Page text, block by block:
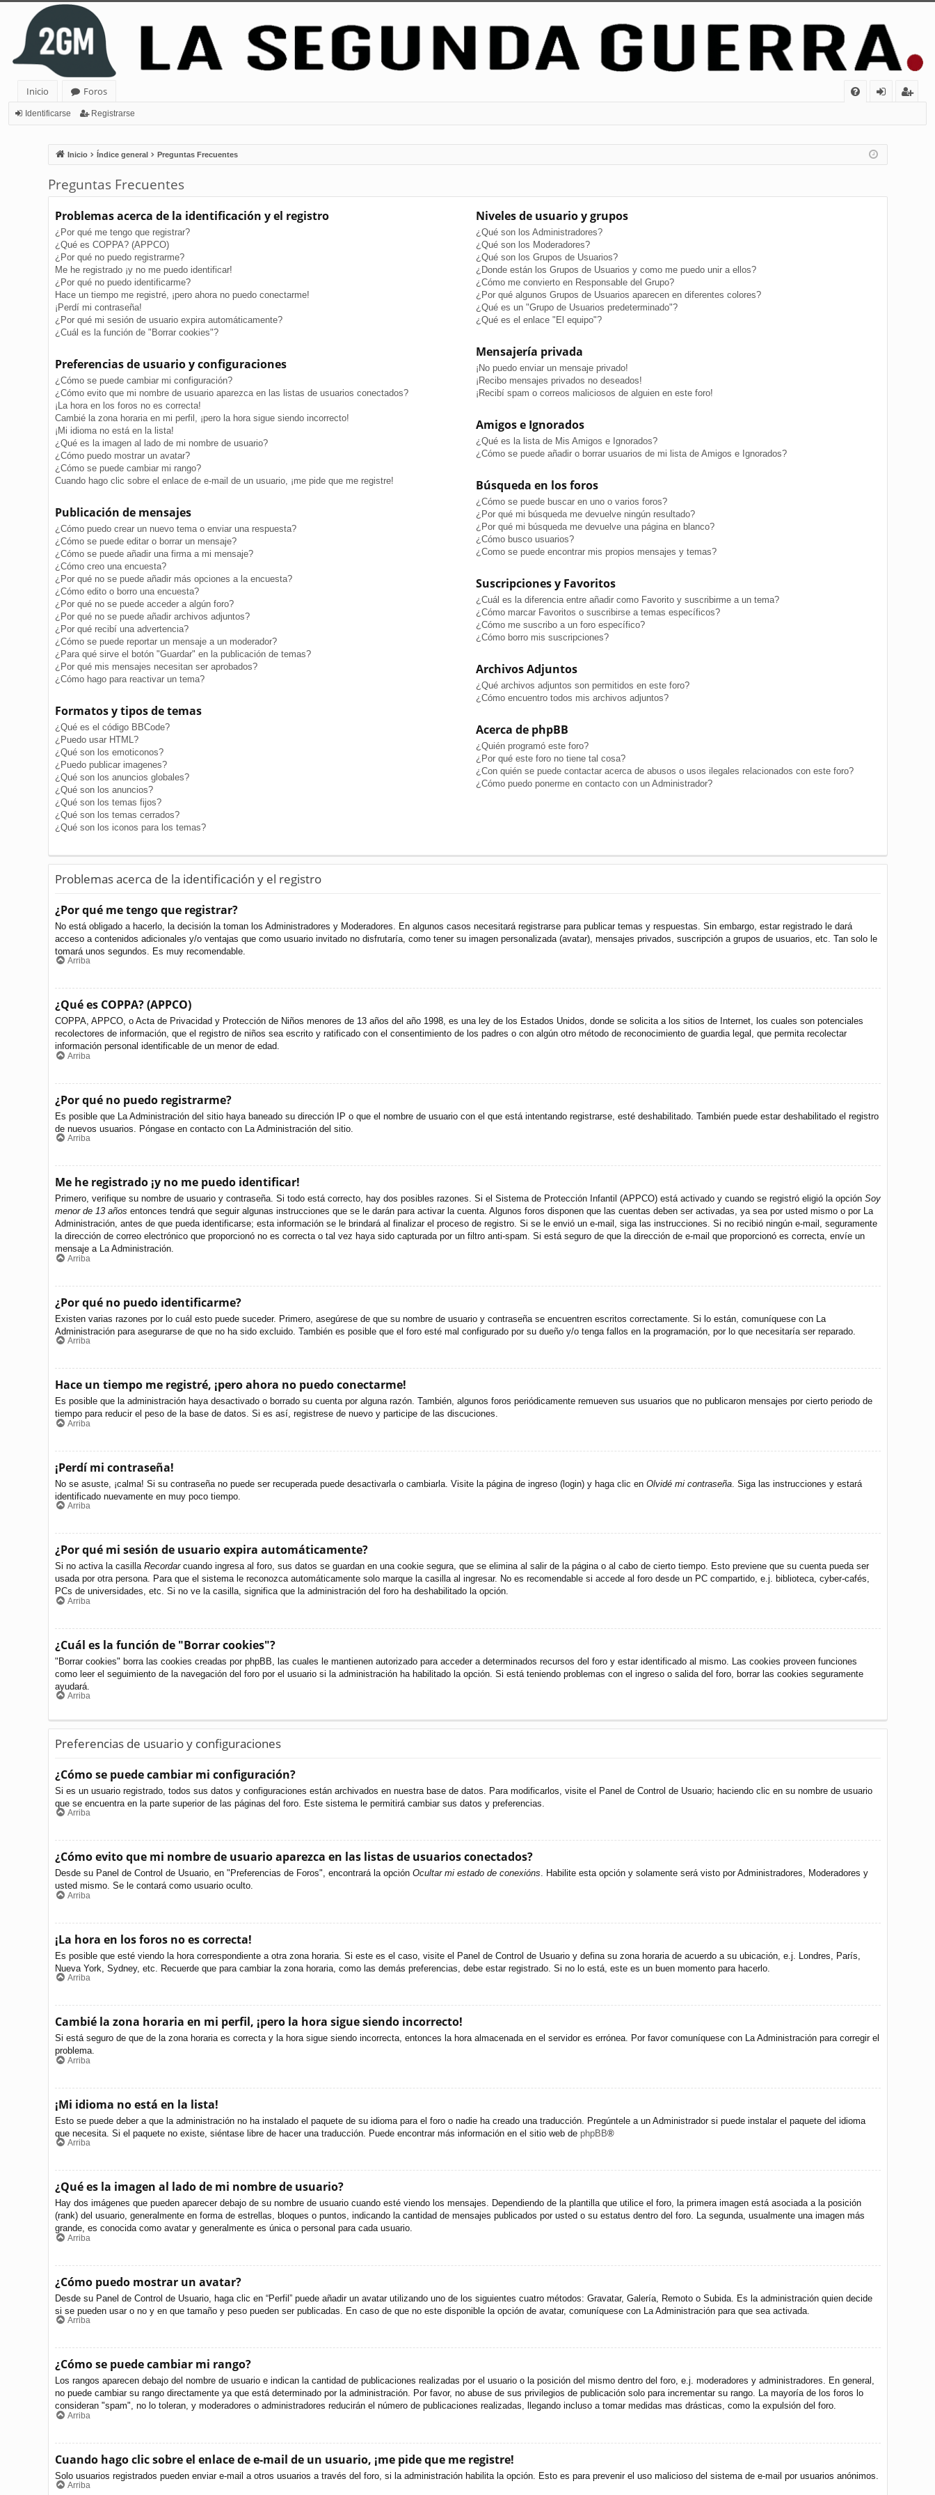
Inicio
Foros
rs
Identificarse Registrarse
Inicio Índice general Preguntas Frecuentes
Preguntas Frecuentes
Problemas acerca de la identificación y el registro
¿Por qué me tengo que registrar?
¿Qué es COPPA? (APPCO)
¿Por qué no puedo registrarme?
Me he registrado ¡y no me puedo identificar!
¿Por qué no puedo identificarme?
Hace un tiempo me registré, ¡pero ahora no puedo conectarme!
¡Perdí mi contraseña!
¿Por qué mi sesión de usuario expira automáticamente?
¿Cuál es la función de "Borrar cookies"?
Preferencias de usuario y configuraciones
¿Cómo se puede cambiar mi configuración?
¿Cómo evito que mi nombre de usuario aparezca en las listas de usuarios conectados?
¡La hora en los foros no es correcta!
Cambié la zona horaria en mi perfil, ¡pero la hora sigue siendo incorrecto!
¡Mi idioma no está en la lista!
¿Qué es la imagen al lado de mi nombre de usuario?
¿Cómo puedo mostrar un avatar?
¿Cómo se puede cambiar mi rango?
Cuando hago clic sobre el enlace de e-mail de un usuario, ¡me pide que me registre!
Publicación de mensajes
¿Cómo puedo crear un nuevo tema o enviar una respuesta?
¿Cómo se puede editar o borrar un mensaje?
¿Cómo se puede añadir una firma a mi mensaje?
¿Cómo creo una encuesta?
¿Por qué no se puede añadir más opciones a la encuesta?
¿Cómo edito o borro una encuesta?
¿Por qué no se puede acceder a algún foro?
¿Por qué no se puede añadir archivos adjuntos?
¿Por qué recibí una advertencia?
¿Cómo se puede reportar un mensaje a un moderador?
¿Para qué sirve el botón "Guardar" en la publicación de temas?
¿Por qué mis mensajes necesitan ser aprobados?
¿Cómo hago para reactivar un tema?
Formatos y tipos de temas
¿Qué es el código BBCode?
¿Puedo usar HTML?
¿Qué son los emoticonos?
¿Puedo publicar imagenes?
¿Qué son los anuncios globales?
¿Qué son los anuncios?
¿Qué son los temas fijos?
¿Qué son los temas cerrados?
¿Qué son los iconos para los temas?
Niveles de usuario y grupos
¿Qué son los Administradores?
¿Qué son los Moderadores?
¿Qué son los Grupos de Usuarios?
¿Donde están los Grupos de Usuarios y como me puedo unir a ellos?
¿Cómo me convierto en Responsable del Grupo?
¿Por qué algunos Grupos de Usuarios aparecen en diferentes colores?
¿Qué es un "Grupo de Usuarios predeterminado"?
¿Qué es el enlace "El equipo"?
Mensajería privada
¡No puedo enviar un mensaje privado!
¡Recibo mensajes privados no deseados!
¡Recibí spam o correos maliciosos de alguien en este foro!
Amigos e Ignorados
¿Qué es la lista de Mis Amigos e Ignorados?
¿Cómo se puede añadir o borrar usuarios de mi lista de Amigos e Ignorados?
Búsqueda en los foros
¿Cómo se puede buscar en uno o varios foros?
¿Por qué mi búsqueda me devuelve ningún resultado?
¿Por qué mi búsqueda me devuelve una página en blanco?
¿Cómo busco usuarios?
¿Como se puede encontrar mis propios mensajes y temas?
Suscripciones y Favoritos
¿Cuál es la diferencia entre añadir como Favorito y suscribirme a un tema?
¿Cómo marcar Favoritos o suscribirse a temas específicos?
¿Cómo me suscribo a un foro específico?
¿Cómo borro mis suscripciones?
Archivos Adjuntos
¿Qué archivos adjuntos son permitidos en este foro?
¿Cómo encuentro todos mis archivos adjuntos?
Acerca de phpBB
¿Quién programó este foro?
¿Por qué este foro no tiene tal cosa?
¿Con quién se puede contactar acerca de abusos o usos ilegales relacionados con este foro?
¿Cómo puedo ponerme en contacto con un Administrador?
Problemas acerca de la identificación y el registro
¿Por qué me tengo que registrar?
No está obligado a hacerlo, la decisión la toman los Administradores y Moderadores. En algunos casos necesitará registrarse para publicar temas y respuestas. Sin embargo, estar registrado le dará
acceso a contenidos adicionales y/o ventajas que como usuario invitado no disfrutaría, como tener su imagen personalizada (avatar), mensajes privados, suscripción a grupos de usuarios, etc. Tan solo le
tomará unos segundos. Es muy recomendable.
Arriba
¿Qué es COPPA? (APPCO)
COPPA, APPCO, o Acta de Privacidad y Protección de Niños menores de 13 años del año 1998, es una ley de los Estados Unidos, donde se solicita a los sitios de Internet, los cuales son potenciales
recolectores de información, que el registro de niños sea escrito y ratificado con el consentimiento de los padres o con algún otro método de reconocimiento de guardia legal, que permita recolectar
información personal identificable de un menor de edad.
Arriba
¿Por qué no puedo registrarme?
Es posible que La Administración del sitio haya baneado su dirección IP o que el nombre de usuario con el que está intentando registrarse, esté deshabilitado. También puede estar deshabilitado el registro
de nuevos usuarios. Póngase en contacto con La Administración del sitio.
Arriba
Me he registrado ¡y no me puedo identificar!
Primero, verifique su nombre de usuario y contraseña. Si todo está correcto, hay dos posibles razones. Si el Sistema de Protección Infantil (APPCO) está activado y cuando se registró eligió la opción Soy
menor de 13 años entonces tendrá que seguir algunas instrucciones que se le darán para activar la cuenta. Algunos foros disponen que las cuentas deben ser activadas, ya sea por usted mismo o por La
Administración, antes de que pueda identificarse; esta información se le brindará al finalizar el proceso de registro. Si se le envió un e-mail, siga las instrucciones. Si no recibió ningún e-mail, seguramente
la dirección de correo electrónico que proporcionó no es correcta o tal vez haya sido capturada por un filtro anti-spam. Si está seguro de que la dirección de e-mail que proporcionó es correcta, envíe un
mensaje a La Administración.
Arriba
¿Por qué no puedo identificarme?
Existen varias razones por lo cuál esto puede suceder. Primero, asegúrese de que su nombre de usuario y contraseña se encuentren escritos correctamente. Si lo están, comuníquese con La
Administración para asegurarse de que no ha sido excluido. También es posible que el foro esté mal configurado por su dueño y/o tenga fallos en la programación, por lo que necesitaría ser reparado.
Arriba
Hace un tiempo me registré, ¡pero ahora no puedo conectarme!
Es posible que la administración haya desactivado o borrado su cuenta por alguna razón. También, algunos foros periódicamente remueven sus usuarios que no publicaron mensajes por cierto periodo de
tiempo para reducir el peso de la base de datos. Si es así, registrese de nuevo y participe de las discuciones.
Arriba
¡Perdí mi contraseña!
No se asuste, ¡calma! Si su contraseña no puede ser recuperada puede desactivarla o cambiarla. Visite la página de ingreso (login) y haga clic en Olvidé mi contraseña. Siga las instrucciones y estará
identificado nuevamente en muy poco tiempo.
Arriba
¿Por qué mi sesión de usuario expira automáticamente?
Si no activa la casilla Recordarcuando ingresa al foro, sus datos se guardan en una cookie segura, que se elimina al salir de la página o al cabo de cierto tiempo. Esto previene que su cuenta pueda ser
usada por otra persona. Para que el sistema le reconozca automáticamente solo marque la casilla al ingresar. No es recomendable si accede al foro desde un PC compartido, e.j. biblioteca, cyber-cafés,
PCs de universidades, etc. Si no ve la casilla, significa que la administración del foro ha deshabilitado la opción.
Arriba
¿Cuál es la función de "Borrar cookies"?
"Borrar cookies" borra las cookies creadas por phpBB, las cuales le mantienen autorizado para acceder a determinados recursos del foro y estar identificado al mismo. Las cookies proveen funciones
como leer el seguimiento de la navegación del foro por el usuario si la administración ha habilitado la opción. Si está teniendo problemas con el ingreso o salida del foro, borrar las cookies seguramente
ayudará.
Arriba
Preferencias de usuario y configuraciones
¿Cómo se puede cambiar mi configuración?
Si es un usuario registrado, todos sus datos y configuraciones están archivados en nuestra base de datos. Para modificarlos, visite el Panel de Control de Usuario; haciendo clic en su nombre de usuario
que se encuentra en la parte superior de las páginas del foro. Este sistema le permitirá cambiar sus datos y preferencias.
Arriba
¿Cómo evito que mi nombre de usuario aparezca en las listas de usuarios conectados?
Desde su Panel de Control de Usuario, en "Preferencias de Foros", encontrará la opción Ocultar mi estado de conexións. Habilite esta opción y solamente será visto por Administradores, Moderadores y
usted mismo. Se le contará como usuario oculto.
Arriba
¡La hora en los foros no es correcta!
Es posible que esté viendo la hora correspondiente a otra zona horaria. Si este es el caso, visite el Panel de Control de Usuario y defina su zona horaria de acuerdo a su ubicación, e.j. Londres, París,
Nueva York, Sydney, etc. Recuerde que para cambiar la zona horaria, como las demás preferencias, debe estar registrado. Si no lo está, este es un buen momento para hacerlo.
Arriba
Cambié la zona horaria en mi perfil, ¡pero la hora sigue siendo incorrecto!
Si está seguro de que de la zona horaria es correcta y la hora sigue siendo incorrecta, entonces la hora almacenada en el servidor es errónea. Por favor comuníquese con La Administración para corregir el
problema.
Arriba
¡Mi idioma no está en la lista!
Esto se puede deber a que la administración no ha instalado el paquete de su idioma para el foro o nadie ha creado una traducción. Pregúntele a un Administrador si puede instalar el paquete del idioma
que necesita. Si el paquete no existe, siéntase libre de hacer una traducción. Puede encontrar más información en el sitio web de phpBB®
Arriba
¿Qué es la imagen al lado de mi nombre de usuario?
Hay dos imágenes que pueden aparecer debajo de su nombre de usuario cuando esté viendo los mensajes. Dependiendo de la plantilla que utilice el foro, la primera imagen está asociada a la posición
(rank) del usuario, generalmente en forma de estrellas, bloques o puntos, indicando la cantidad de mensajes publicados por usted o su estatus dentro del foro. La segunda, usualmente una imagen más
grande, es conocida como avatar y generalmente es única o personal para cada usuario.
Arriba
¿Cómo puedo mostrar un avatar?
Desde su Panel de Control de Usuario, haga clic en “Perfil” puede añadir un avatar utilizando uno de los siguientes cuatro métodos: Gravatar, Galería, Remoto o Subida. Es la administración quien decide
si se pueden usar o no y en que tamaño y peso pueden ser publicadas. En caso de que no este disponible la opción de avatar, comuníquese con La Administración para que sea activada.
Arriba
¿Cómo se puede cambiar mi rango?
Los rangos aparecen debajo del nombre de usuario e indican la cantidad de publicaciones realizadas por el usuario o la posición del mismo dentro del foro, e.j. moderadores y administradores. En general,
no puede cambiar su rango directamente ya que está determinado por la administración. Por favor, no abuse de sus privilegios de publicación solo para incrementar su rango. La mayoría de los foros lo
consideran "spam", no lo toleran, y moderadores o administradores reducirán el número de publicaciones realizadas, llegando incluso a tomar medidas mas drásticas, como la expulsión del foro.
Arriba
Cuando hago clic sobre el enlace de e-mail de un usuario, ¡me pide que me registre!
Solo usuarios registrados pueden enviar e-mail a otros usuarios a través del foro, si la administración habilita la opción. Esto es para prevenir el uso malicioso del sistema de e-mail por usuarios anónimos.
Arriba